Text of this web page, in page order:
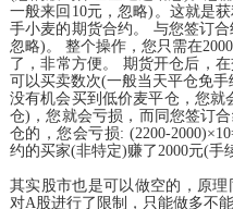
一般来回10元，忽略)。这就是
手小麦的期货合约。 与您签订
忽略)。 整个操作，您只需在
了，非常方便。 期货开仓后，
可以买卖数次(一般当天平仓免
没有机会买到低价麦平仓，您
仓)，您就会亏损，而同您签订
仓的，您会亏损: (2200-
约的买家(非特定)赚了2000元(手
其实股市也是可以做空的，原
对A股进行了限制，只能做多不能